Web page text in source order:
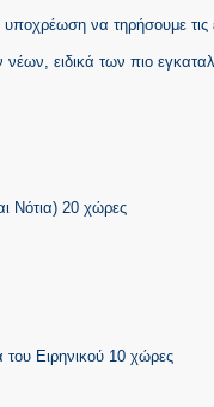
να τηρήσουμε τις
ειδικά των πιο
Νότια) 20 χώρες
Ειρηνικού 10 χώρες